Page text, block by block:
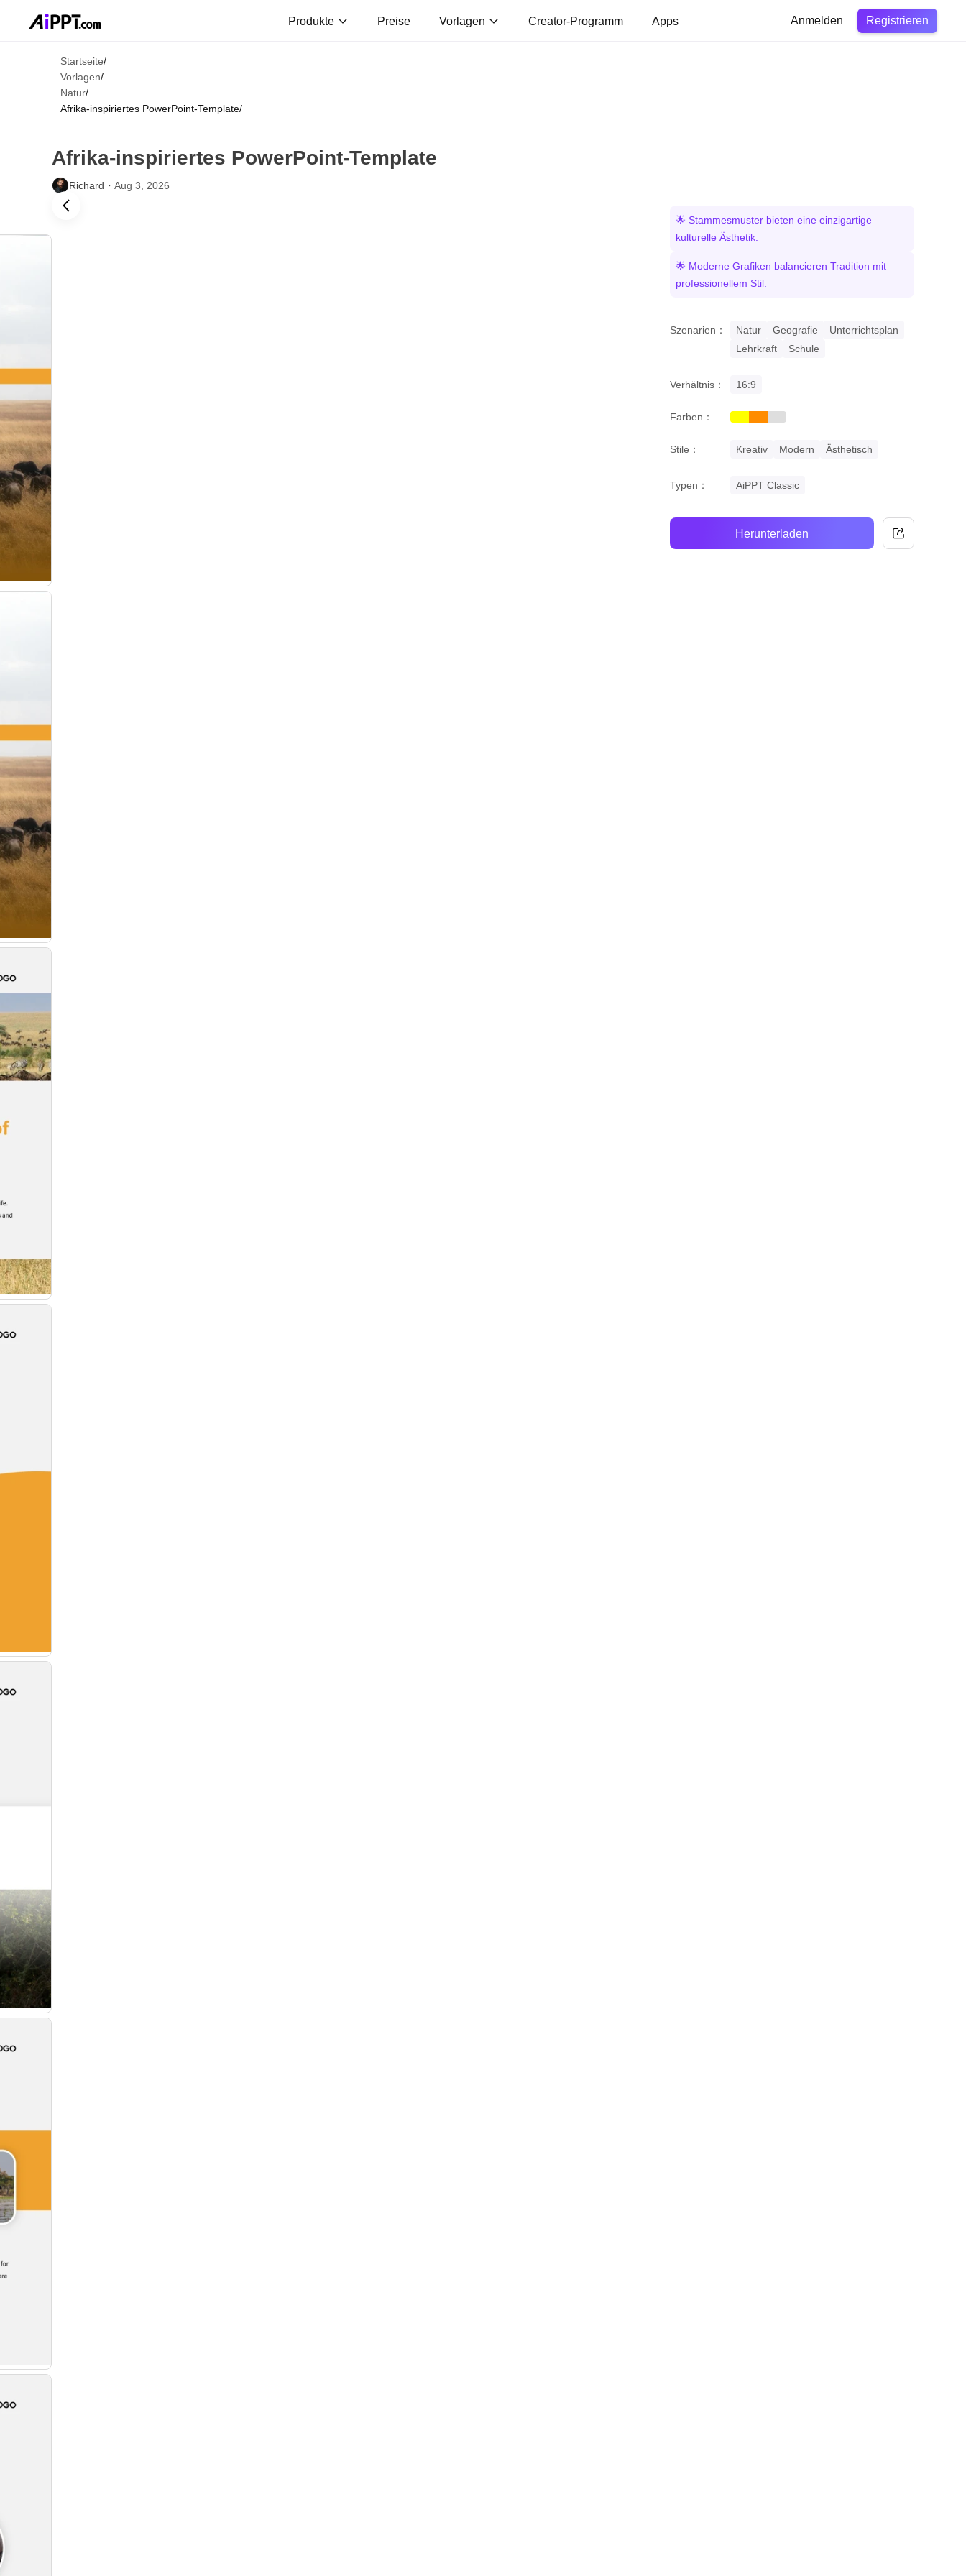
Produkte Preise Vorlagen Creator-Programm Apps Anmelden Registrieren
Startseite/
Vorlagen/
Natur/
Afrika-inspiriertes PowerPoint-Template/
Afrika-inspiriertes PowerPoint-Template
Richard・ Aug 3, 2026
🌟 Stammesmuster bieten eine einzigartige
kulturelle Ästhetik.
🌟 Moderne Grafiken balancieren Tradition mit
professionellem Stil.
Szenarien： Natur Geografie
Unterrichtsplan
Lehrkraft
Schule
Verhältnis： 16:9
Farben： yelloworange
grey
Stile： Kreativ Modern Ästhetisch
Typen： AiPPT Classic
Herunterladen